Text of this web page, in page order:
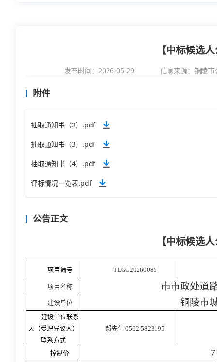
【中标候选
发布时间：2026-05-29 信息来源： 铜陵市
附件
抽取通知书（2）.pdf
抽取通知书（3）.pdf
抽取通知书（4）.pdf
评标情况一览表.pdf
公告正文
【中标候选
项目编号 TLGC20260085
项目名称 市市政处道
建设单位 铜陵市
建设单位联系
人（受理异议人）
联系方式
郝先生 0562-5823195
控制价